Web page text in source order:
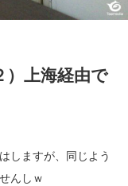
）上海経由で
しますが、同じよう
んしｗ